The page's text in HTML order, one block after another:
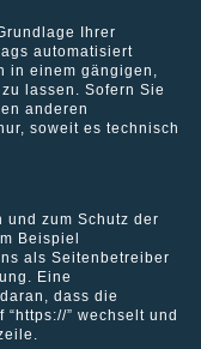
werden
Ihrer
automatisiert
in einem gängigen,
lassen. Sofern Sie
anderen
soweit es technisch
und zum Schutz der
Beispiel
als Seitenbetreiber
Eine
dass die
” wechselt und